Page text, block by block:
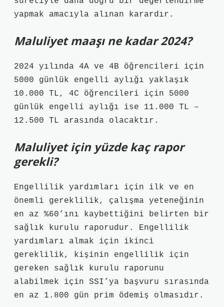
yapmak amacıyla alınan karardır.
Maluliyet maaşı ne kadar 2024?
2024 yılında 4A ve 4B öğrencileri için
5000 günlük engelli aylığı yaklaşık
10.000 TL, 4C öğrencileri için 5000
günlük engelli aylığı ise 11.000 TL –
12.500 TL arasında olacaktır.
Maluliyet için yüzde kaç rapor
gerekli?
Engellilik yardımları için ilk ve en
önemli gereklilik, çalışma yeteneğinin
en az %60’ını kaybettiğini belirten bir
sağlık kurulu raporudur. Engellilik
yardımları almak için ikinci
gereklilik, kişinin engellilik için
gereken sağlık kurulu raporunu
alabilmek için SSI’ya başvuru sırasında
en az 1.800 gün prim ödemiş olmasıdır.